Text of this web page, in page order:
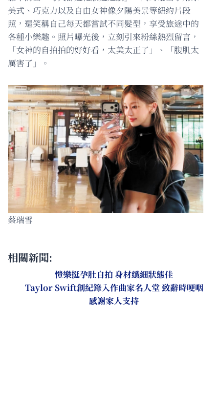
美式、巧克力以及自由女神像夕陽美景等紐約片段
照，還笑稱自己每天都嘗試不同髮型，享受旅途中的
各種小樂趣。照片曝光後，立刻引來粉絲熱烈留言，
「女神的自拍拍的好好看，太美太正了」、「腹肌太
厲害了」。
蔡瑞雪
相關新聞:
愷樂挺孕肚自拍 身材纖細狀態佳
Taylor Swift創紀錄入作曲家名人堂 致辭時哽咽
感謝家人支持